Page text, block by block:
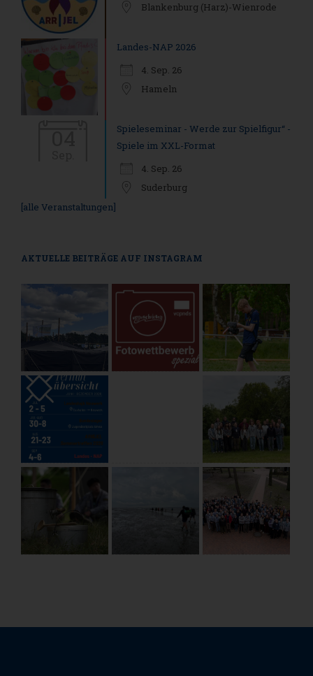
Blankenburg (Harz)-Wienrode
Landes-NAP 2026
4. Sep. 26
Hameln
Spieleseminar - Werde zur Spielfigur“ -
Spiele im XXL-Format
4. Sep. 26
Suderburg
[alle Veranstaltungen]
AKTUELLE BEITRÄGE AUF INSTAGRAM